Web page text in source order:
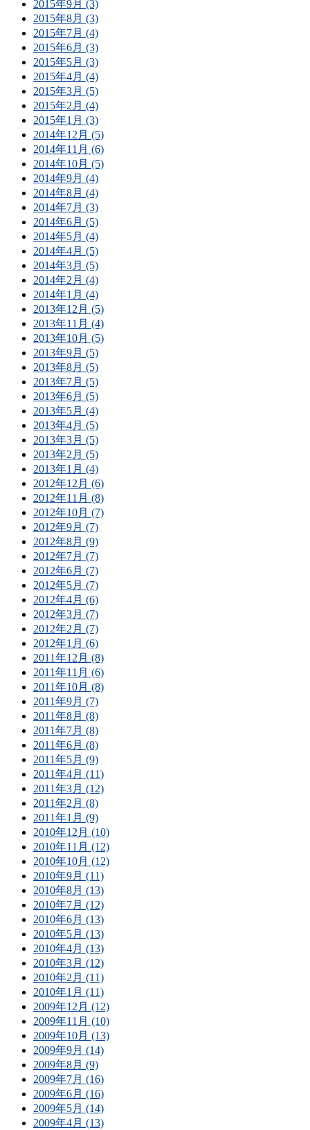
2015年9月 (3)
2015年8月 (3)
2015年7月 (4)
2015年6月 (3)
2015年5月 (3)
2015年4月 (4)
2015年3月 (5)
2015年2月 (4)
2015年1月 (3)
2014年12月 (5)
2014年11月 (6)
2014年10月 (5)
2014年9月 (4)
2014年8月 (4)
2014年7月 (3)
2014年6月 (5)
2014年5月 (4)
2014年4月 (5)
2014年3月 (5)
2014年2月 (4)
2014年1月 (4)
2013年12月 (5)
2013年11月 (4)
2013年10月 (5)
2013年9月 (5)
2013年8月 (5)
2013年7月 (5)
2013年6月 (5)
2013年5月 (4)
2013年4月 (5)
2013年3月 (5)
2013年2月 (5)
2013年1月 (4)
2012年12月 (6)
2012年11月 (8)
2012年10月 (7)
2012年9月 (7)
2012年8月 (9)
2012年7月 (7)
2012年6月 (7)
2012年5月 (7)
2012年4月 (6)
2012年3月 (7)
2012年2月 (7)
2012年1月 (6)
2011年12月 (8)
2011年11月 (6)
2011年10月 (8)
2011年9月 (7)
2011年8月 (8)
2011年7月 (8)
2011年6月 (8)
2011年5月 (9)
2011年4月 (11)
2011年3月 (12)
2011年2月 (8)
2011年1月 (9)
2010年12月 (10)
2010年11月 (12)
2010年10月 (12)
2010年9月 (11)
2010年8月 (13)
2010年7月 (12)
2010年6月 (13)
2010年5月 (13)
2010年4月 (13)
2010年3月 (12)
2010年2月 (11)
2010年1月 (11)
2009年12月 (12)
2009年11月 (10)
2009年10月 (13)
2009年9月 (14)
2009年8月 (9)
2009年7月 (16)
2009年6月 (16)
2009年5月 (14)
2009年4月 (13)